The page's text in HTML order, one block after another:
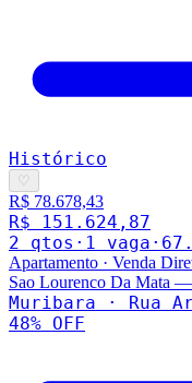
Histórico
♡
R$ 78.678,43
R$ 151.624,87
2 qtos · 1 vaga ·
Apartamento · Venda
Sao Lourenco Da Mata —
Muribara · Rua
48% OFF